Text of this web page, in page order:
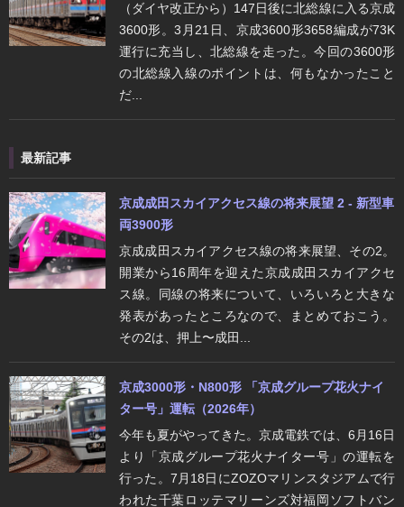
（ダイヤ改正から）147日後に北総線に入る京成
3600形。3月21日、京成3600形3658編成が73K
運行に充当し、北総線を走った。今回の3600形
の北総線入線のポイントは、何もなかったこと
だ...
最新記事
京成成田スカイアクセス線の将来展望 2 - 新型車
両3900形
京成成田スカイアクセス線の将来展望、その2。
開業から16周年を迎えた京成成田スカイアクセ
ス線。同線の将来について、いろいろと大きな
発表があったところなので、まとめておこう。
その2は、押上〜成田...
京成3000形・N800形 「京成グループ花火ナイ
ター号」運転（2026年）
今年も夏がやってきた。京成電鉄では、6月16日
より「京成グループ花火ナイター号」の運転を
行った。7月18日にZOZOマリンスタジアムで行
われた千葉ロッテマリーンズ対福岡ソフトバン